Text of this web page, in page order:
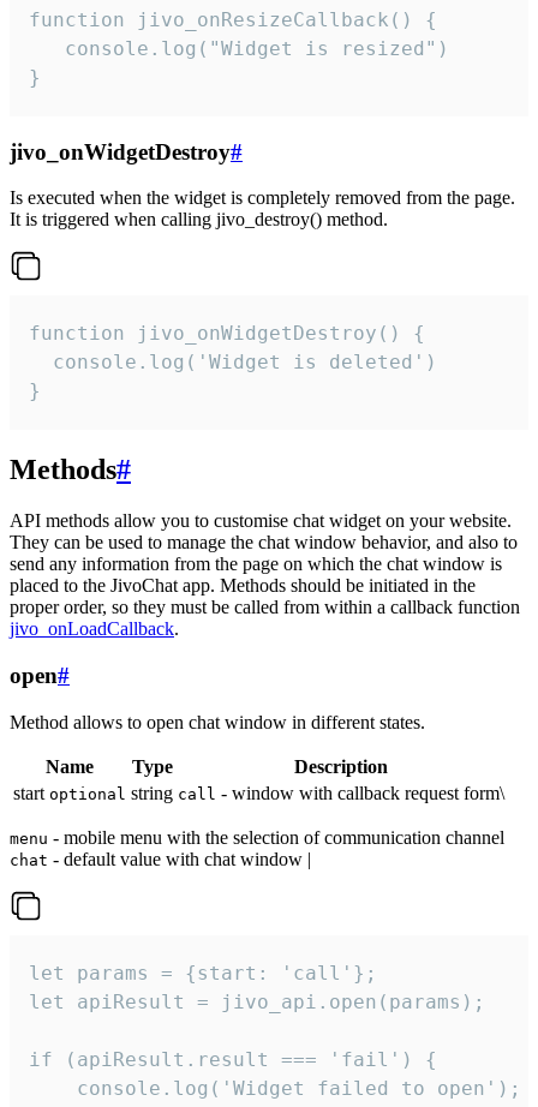
function jivo_onResizeCallback() {
   console.log("Widget is resized")
}
jivo_onWidgetDestroy#
Is executed when the widget is completely removed from the page.
It is triggered when calling jivo_destroy() method.
function jivo_onWidgetDestroy() {
  console.log('Widget is deleted')
}
Methods#
API methods allow you to customise chat widget on your website.
They can be used to manage the chat window behavior, and also to
send any information from the page on which the chat window is
placed to the JivoChat app. Methods should be initiated in the
proper order, so they must be called from within a callback function
jivo_onLoadCallback.
open#
Method allows to open chat window in different states.
Name Type
Description
start optional string call - window with callback request form\
menu - mobile menu with the selection of communication channel
chat - default value with chat window |
let params = {start: 'call'};
let apiResult = jivo_api.open(params);
if (apiResult.result === 'fail') {
    console.log('Widget failed to open');